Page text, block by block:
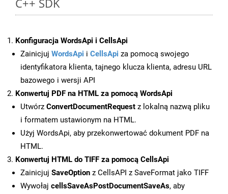
C++ SDK
Konfiguracja WordsApi i CellsApi
Zainicjuj WordsApi i CellsApi za pomocą swojego
identyfikatora klienta, tajnego klucza klienta, adresu URL
bazowego i wersji API
Konwertuj PDF na HTML za pomocą WordsApi
Utwórz ConvertDocumentRequest z lokalną nazwą pliku
i formatem ustawionym na HTML.
Użyj WordsApi, aby przekonwertować dokument PDF na
HTML.
Konwertuj HTML do TIFF za pomocą CellsApi
Zainicjuj SaveOption z CellsAPI z SaveFormat jako TIFF
Wywołaj cellsSaveAsPostDocumentSaveAs, aby